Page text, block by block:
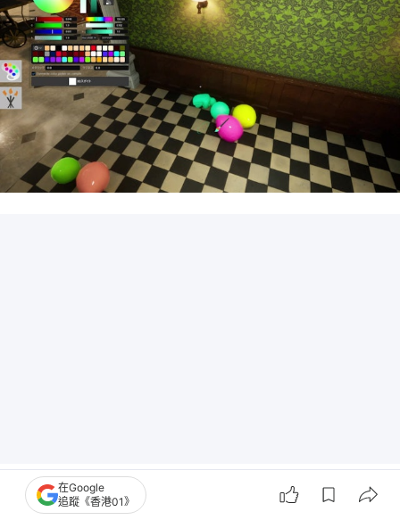
「姿態鎖定」機制會把你的角色永久固定在選定的位
在Google
追蹤《香港01》